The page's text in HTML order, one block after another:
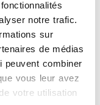
notre trafic.
sur
de médias
peuvent combiner
vous leur avez
votre utilisation